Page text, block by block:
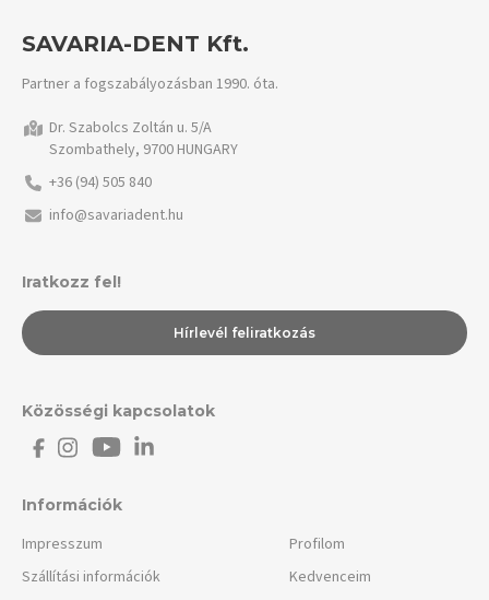
SAVARIA-DENT Kft.
Partner a fogszabályozásban 1990. óta.
Dr. Szabolcs Zoltán u. 5/A
Szombathely, 9700 HUNGARY
+36 (94) 505 840
info@savariadent.hu
Információk
Impresszum
Szállítási információk
Profilom
Kedvenceim
Iratkozz fel!
Hírlevél feliratkozás
Közösségi kapcsolatok